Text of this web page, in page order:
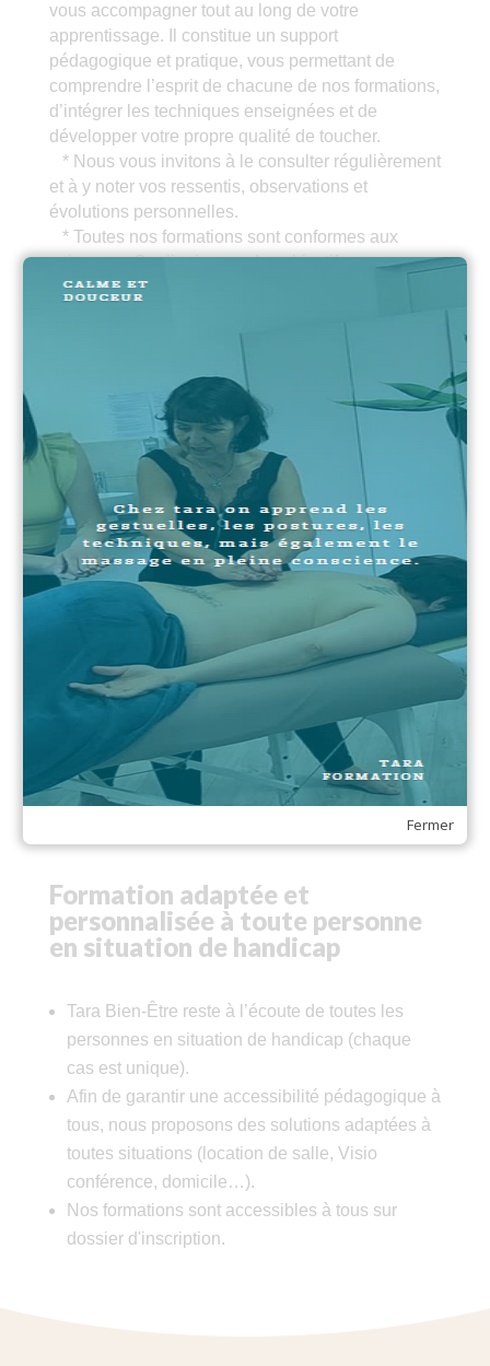
vous accompagner tout au long de votre
apprentissage. Il constitue un support
pédagogique et pratique, vous permettant de
comprendre l’esprit de chacune de nos formations,
d’intégrer les techniques enseignées et de
développer votre propre qualité de toucher.
* Nous vous invitons à le consulter régulièrement
et à y noter vos ressentis, observations et
évolutions personnelles.
* Toutes nos formations sont conformes aux
exigences Qualiopi, avec des objectifs
pédagogiques clairs, des modalités d’évaluation
L’obtention d’une évaluation de fin de
formation est soumise aux conditions
Avoir suivi toutes les heures de formation
Avoir réalisé des entrainements personnels
(minimum 20)
Maitriser les divers protocoles.
Préalablement à la date d’évaluation prévue,
remettre par voie numérique un rapport
comprenant une présentation, au minimum 20
études de cas avec vos ressentis, les ressentis
des personnes ayant reçu la séance, une
conclusion.
Prendre rdv et se présenter au centre de
formation à la date convenue pour proposer au
jury une démonstration de la formation apprise.
Formation adaptée et
personnalisée à toute personne
en situation de handicap
Tara Bien-Être reste à l’écoute de toutes les
personnes en situation de handicap (chaque
cas est unique).
Afin de garantir une accessibilité pédagogique à
tous, nous proposons des solutions adaptées à
toutes situations (location de salle, Visio
conférence, domicile…).
Nos formations sont accessibles à tous sur
dossier d'inscription.
Fermer